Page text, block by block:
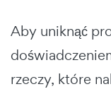
Aby uniknąć
rzeczy, które